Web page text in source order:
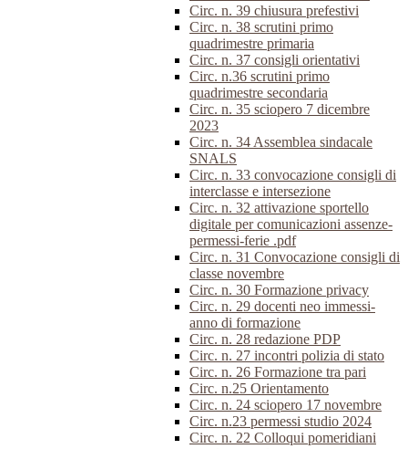
Circ. n. 39 chiusura prefestivi
Circ. n. 38 scrutini primo
quadrimestre primaria
Circ. n. 37 consigli orientativi
Circ. n.36 scrutini primo
quadrimestre secondaria
Circ. n. 35 sciopero 7 dicembre
2023
Circ. n. 34 Assemblea sindacale
SNALS
Circ. n. 33 convocazione consigli di
interclasse e intersezione
Circ. n. 32 attivazione sportello
digitale per comunicazioni assenze-
permessi-ferie .pdf
Circ. n. 31 Convocazione consigli di
classe novembre
Circ. n. 30 Formazione privacy
Circ. n. 29 docenti neo immessi-
anno di formazione
Circ. n. 28 redazione PDP
Circ. n. 27 incontri polizia di stato
Circ. n. 26 Formazione tra pari
Circ. n.25 Orientamento
Circ. n. 24 sciopero 17 novembre
Circ. n.23 permessi studio 2024
Circ. n. 22 Colloqui pomeridiani